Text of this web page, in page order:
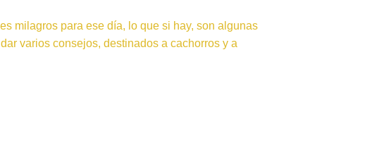
milagros para ese día, lo que si hay, son algunas
varios consejos, destinados a cachorros y a